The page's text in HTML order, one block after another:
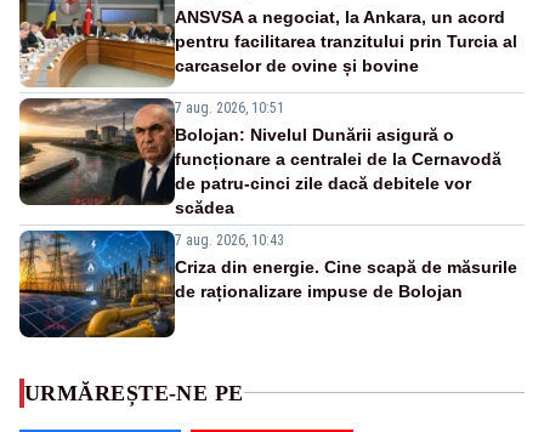
ANSVSA a negociat, la Ankara, un acord
pentru facilitarea tranzitului prin Turcia al
carcaselor de ovine și bovine
7 aug. 2026, 10:51
Bolojan: Nivelul Dunării asigură o
funcționare a centralei de la Cernavodă
de patru-cinci zile dacă debitele vor
scădea
7 aug. 2026, 10:43
Criza din energie. Cine scapă de măsurile
de raționalizare impuse de Bolojan
URMĂREȘTE-NE PE